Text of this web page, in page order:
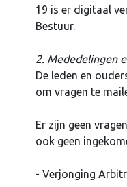
19 is er digitaal
Bestuur.
2. Mededelingen
De leden en
om vragen te
Er zijn geen
ook geen
- Verjonging